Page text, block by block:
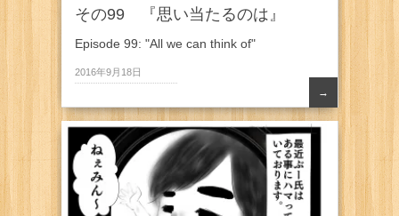
その99 『思い当たるのは』
Episode 99: "All we can think of"
2016年9月18日
→